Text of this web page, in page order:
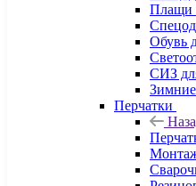
Плащи
Обувь
СИЗ
Перчатки